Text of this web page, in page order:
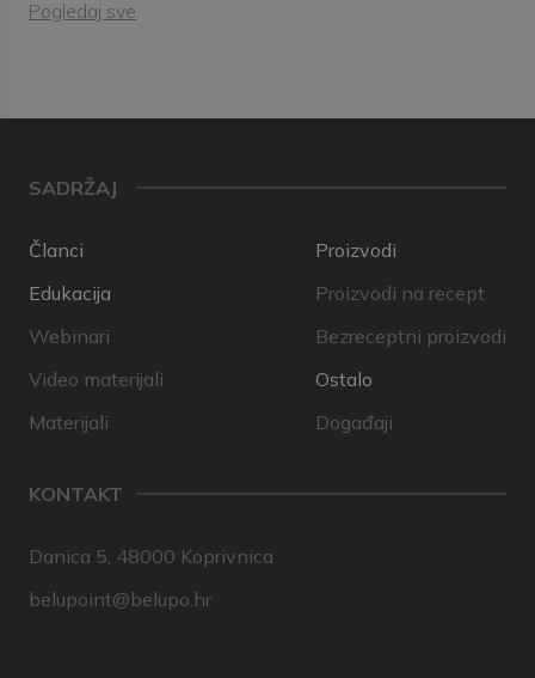
Pogledaj sve
SADRŽAJ
Članci
Edukacija
Webinari
Video materijali
Materijali
Proizvodi
Proizvodi na recept
Bezreceptni proizvodi
Ostalo
Događaji
KONTAKT
Danica 5, 48000 Koprivnica
belupoint@belupo.hr